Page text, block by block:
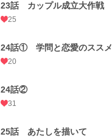
23話 カップル成立大作戦
25
24話① 学問と恋愛のススメ
20
24話②
31
25話 あたしを描いて